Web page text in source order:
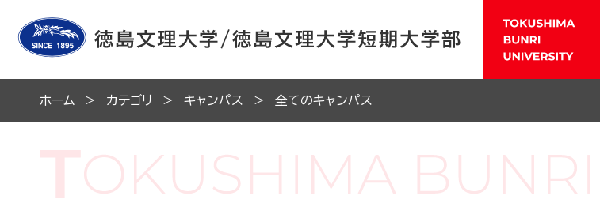
ホーム カテゴリ キャンパス 全てのキャンパス